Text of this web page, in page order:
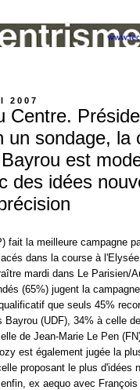
2007
Centre.
un sondage, la
est
des idées
) fait la meilleure campagne
dans la course à
mardi dans Le Parisien/
(65%) jugent la
que seuls 45%
Bayrou (UDF), 34% à celle de
de Jean-Marie Le Pen
est également jugée la
proposant le plus d'idées
ex aequo avec